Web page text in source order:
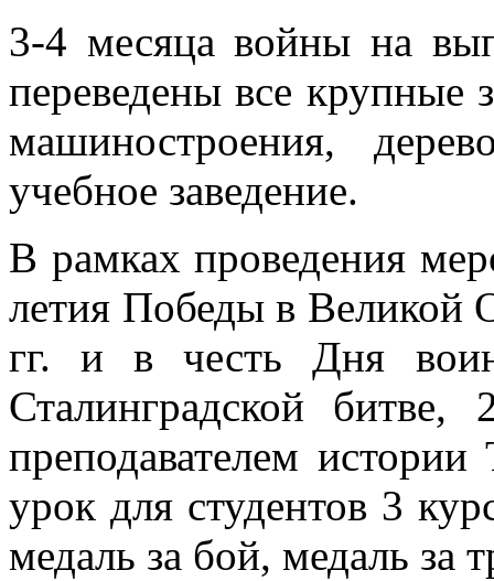
3-4 месяца войны на
переведены все крупные
машиностроения,
учебное заведение.
В рамках проведения
летия Победы в Великой
гг. и в честь Дня
Сталинградской
преподавателем
урок для студентов 3
медаль за бой, медаль за